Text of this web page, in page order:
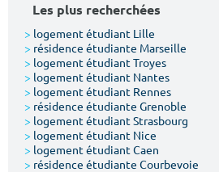
Type de location
Votre date d'entrée
Les plus recherchées
> logement étudiant Lille
> résidence étudiante Marseille
> logement étudiant Troyes
> logement étudiant Nantes
> logement étudiant Rennes
> résidence étudiante Grenoble
> logement étudiant Strasbourg
> logement étudiant Nice
> logement étudiant Caen
> résidence étudiante Courbevoie